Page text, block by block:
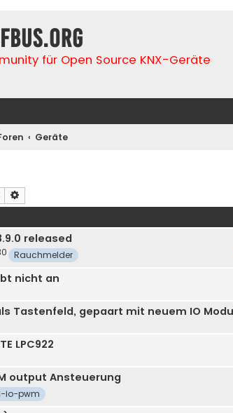
für Open Source KNX-Geräte
Geräte
Suche
released
Rauchmelder
nicht an
Tastenfeld, gepaart mit neuem IO
LPC922
output Ansteuerung
io-pwm